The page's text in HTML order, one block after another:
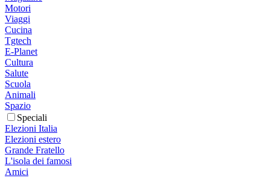
Motori
Viaggi
Cucina
Tgtech
E-Planet
Cultura
Salute
Scuola
Animali
Spazio
Speciali
Elezioni Italia
Elezioni estero
Grande Fratello
L'isola dei famosi
Amici